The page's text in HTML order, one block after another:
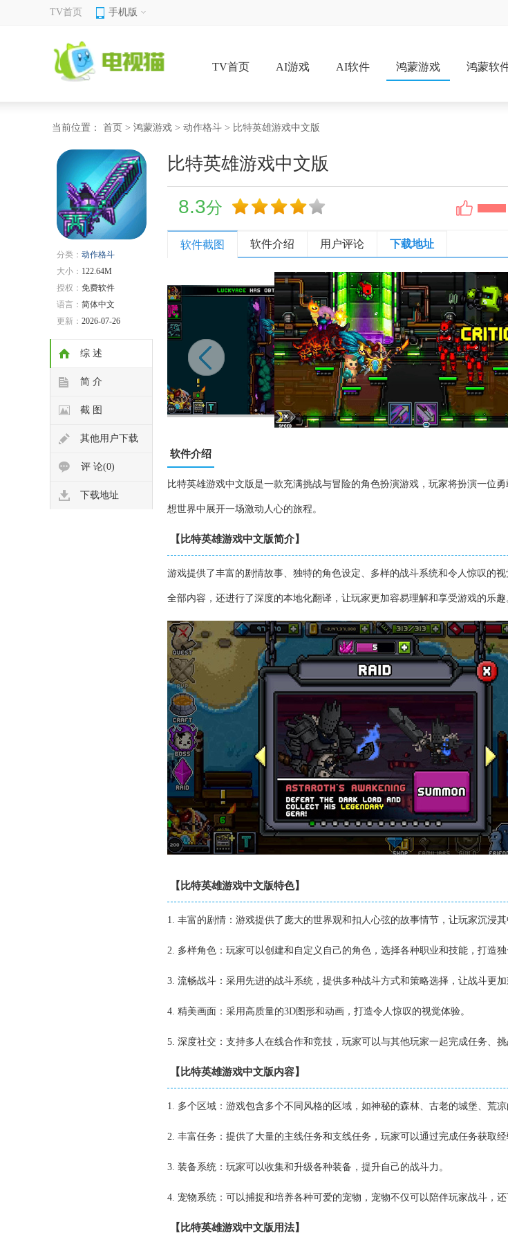
TV首页 手机版
TV首页 AI游戏 AI软件 鸿蒙游戏 鸿蒙软
当前位置： 首页 > 鸿蒙游戏 > 动作格斗 > 比特英雄游戏中文版
分类： 动作格斗
大小： 122.64M
授权： 免费软件
语言： 简体中文
更新： 2026-07-26
综 述
简 介
截 图
其他用户下载
评 论(0)
下载地址
比特英雄游戏中文版
8.3分
软件截图 软件介绍 用户评论 下载地址
软件介绍
比特英雄游戏中文版是一款充满挑战与冒险的角色扮演游戏，玩家将扮演一位
想世界中展开一场激动人心的旅程。
【比特英雄游戏中文版简介】
游戏提供了丰富的剧情故事、独特的角色设定、多样的战斗系统和令人惊叹的
全部内容，还进行了深度的本地化翻译，让玩家更加容易理解和享受游戏的乐趣
【比特英雄游戏中文版特色】
1. 丰富的剧情：游戏提供了庞大的世界观和扣人心弦的故事情节，让玩家沉浸其
2. 多样角色：玩家可以创建和自定义自己的角色，选择各种职业和技能，打造独
3. 流畅战斗：采用先进的战斗系统，提供多种战斗方式和策略选择，让战斗更加
4. 精美画面：采用高质量的3D图形和动画，打造令人惊叹的视觉体验。
5. 深度社交：支持多人在线合作和竞技，玩家可以与其他玩家一起完成任务、挑
【比特英雄游戏中文版内容】
1. 多个区域：游戏包含多个不同风格的区域，如神秘的森林、古老的城堡、荒凉
2. 丰富任务：提供了大量的主线任务和支线任务，玩家可以通过完成任务获取经
3. 装备系统：玩家可以收集和升级各种装备，提升自己的战斗力。
4. 宠物系统：可以捕捉和培养各种可爱的宠物，宠物不仅可以陪伴玩家战斗，还
【比特英雄游戏中文版用法】